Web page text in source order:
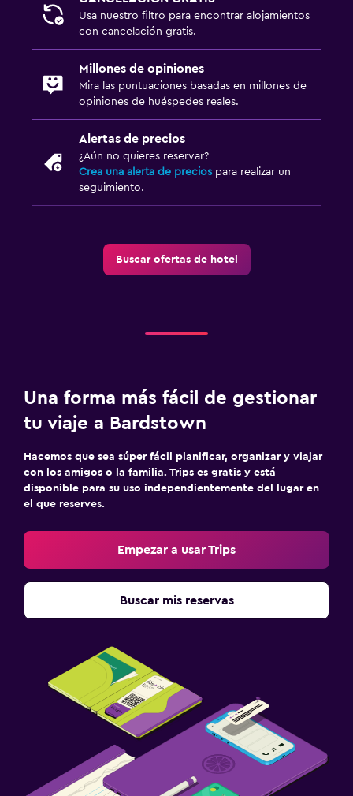
Usa nuestro filtro para encontrar alojamientos
con cancelación gratis.
Millones de opiniones
Mira las puntuaciones basadas en millones de
opiniones de huéspedes reales.
Alertas de precios
¿Aún no quieres reservar?
Crea una alerta de precios para realizar un
seguimiento.
Buscar ofertas de hotel
Una forma más fácil de gestionar
tu viaje a Bardstown
Hacemos que sea súper fácil planificar, organizar y viajar
con los amigos o la familia. Trips es gratis y está
disponible para su uso independientemente del lugar en
el que reserves.
Empezar a usar Trips
Buscar mis reservas